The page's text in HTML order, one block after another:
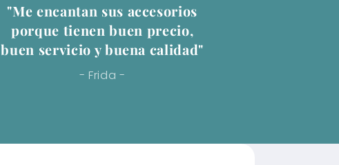
"Me encantan sus accesorios
porque tienen buen precio,
buen servicio y buena calidad"
- Frida -